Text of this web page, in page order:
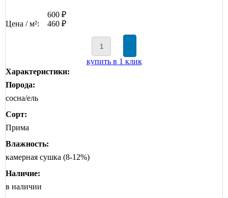
600 ₽
Цена / м²:
460 ₽
купить в 1 клик
Характеристики:
Порода:
сосна/ель
Сорт:
Прима
Влажность:
камерная сушка (8-12%)
Наличие:
в наличии